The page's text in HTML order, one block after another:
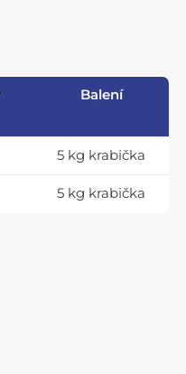
Balení
5 kg krabička
5 kg krabička